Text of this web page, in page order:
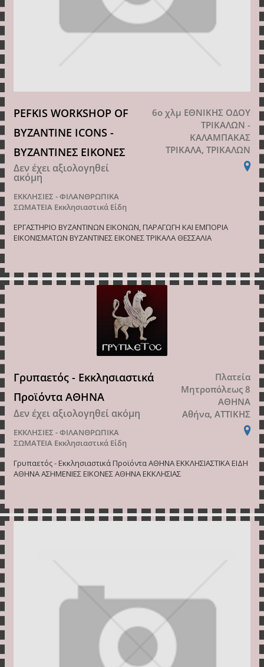
PEFKIS WORKSHOP OF
BYZANTINE ICONS -
ΒΥΖΑΝΤΙΝΕΣ ΕΙΚΟΝΕΣ
Δεν έχει αξιολογηθεί
ακόμη
ΕΚΚΛΗΣΙΕΣ - ΦΙΛΑΝΘΡΩΠΙΚΑ
ΣΩΜΑΤΕΙΑ Εκκλησιαστικά Είδη
6ο χλμ ΕΘΝΙΚΗΣ ΟΔΟΥ
ΤΡΙΚΑΛΩΝ -
ΚΑΛΑΜΠΑΚΑΣ
ΤΡΙΚΑΛΑ, ΤΡΙΚΑΛΩΝ
ΕΡΓΑΣΤΗΡΙΟ ΒΥΖΑΝΤΙΝΩΝ ΕΙΚΟΝΩΝ, ΠΑΡΑΓΩΓΗ ΚΑΙ ΕΜΠΟΡΙΑ
ΕΙΚΟΝΙΣΜΑΤΩΝ ΒΥΖΑΝΤΙΝΕΣ ΕΙΚΟΝΕΣ ΤΡΙΚΑΛΑ ΘΕΣΣΑΛΙΑ
Γρυπαετός - Εκκλησιαστικά
Προϊόντα ΑΘΗΝΑ
Δεν έχει αξιολογηθεί ακόμη
ΕΚΚΛΗΣΙΕΣ - ΦΙΛΑΝΘΡΩΠΙΚΑ
ΣΩΜΑΤΕΙΑ Εκκλησιαστικά Είδη
Πλατεία
Μητροπόλεως 8
ΑΘΗΝΑ
Αθήνα, ΑΤΤΙΚΗΣ
Γρυπαετός - Εκκλησιαστικά Προϊόντα ΑΘΗΝΑ ΕΚΚΛΗΣΙΑΣΤΙΚΑ ΕΙΔΗ
ΑΘΗΝΑ ΑΣΗΜΕΝΙΕΣ ΕΙΚΟΝΕΣ ΑΘΗΝΑ ΕΚΚΛΗΣΙΑΣ